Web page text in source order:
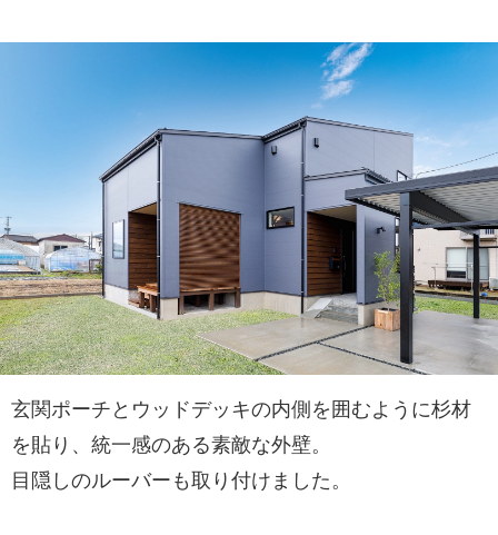
玄関ポーチとウッドデッキの内側を囲むように杉材
を貼り、統一感のある素敵な外壁。
目隠しのルーバーも取り付けました。